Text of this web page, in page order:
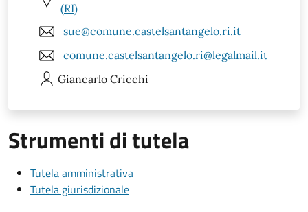
(RI)
sue@comune.castelsantangelo.ri.it
comune.castelsantangelo.ri@legalmail.it
Giancarlo Cricchi
Strumenti di tutela
Tutela amministrativa
Tutela giurisdizionale